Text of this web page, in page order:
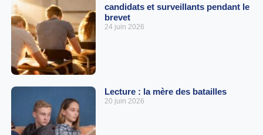
candidats et surveillants pendant le
brevet
24 juin 2026
Lecture : la mère des batailles
20 juin 2026